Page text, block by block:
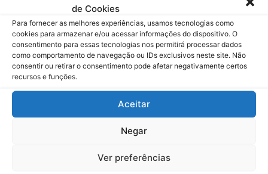
de Cookies
Para fornecer as melhores experiências, usamos tecnologias como
cookies para armazenar e/ou acessar informações do dispositivo. O
consentimento para essas tecnologias nos permitirá processar dados
como comportamento de navegação ou IDs exclusivos neste site. Não
consentir ou retirar o consentimento pode afetar negativamente certos
recursos e funções.
Aceitar
Negar
Ver preferências
Deixe uma resposta